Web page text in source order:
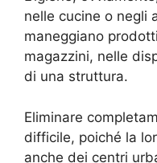
nelle cucine o negli
maneggiano
magazzini, nelle
di una struttura.
Eliminare
difficile, poiché la
anche dei centri